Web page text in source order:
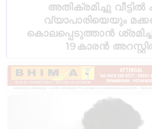
അതിക്രമിച്ചു വീട്ടിൽ
വ്യാപാരിയെയും
കൊലപ്പെടുത്താൻ
19കാരൻ